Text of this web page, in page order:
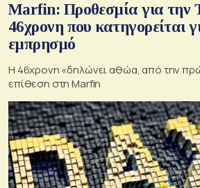
Marfin: Προθεσμία για την
46χρονη που κατηγορείται
εμπρησμό
H 46χρονη «δηλώνει αθώα, από την
επίθεση στη Marfin